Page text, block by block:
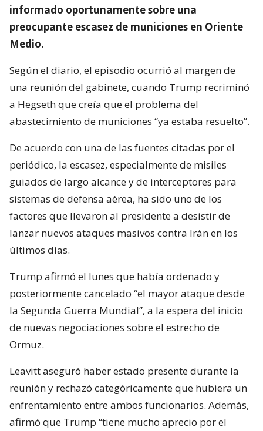
informado oportunamente sobre una
preocupante escasez de municiones en Oriente
Medio.
Según el diario, el episodio ocurrió al margen de
una reunión del gabinete, cuando Trump recriminó
a Hegseth que creía que el problema del
abastecimiento de municiones “ya estaba resuelto”.
De acuerdo con una de las fuentes citadas por el
periódico, la escasez, especialmente de misiles
guiados de largo alcance y de interceptores para
sistemas de defensa aérea, ha sido uno de los
factores que llevaron al presidente a desistir de
lanzar nuevos ataques masivos contra Irán en los
últimos días.
Trump afirmó el lunes que había ordenado y
posteriormente cancelado “el mayor ataque desde
la Segunda Guerra Mundial”, a la espera del inicio
de nuevas negociaciones sobre el estrecho de
Ormuz.
Leavitt aseguró haber estado presente durante la
reunión y rechazó categóricamente que hubiera un
enfrentamiento entre ambos funcionarios. Además,
afirmó que Trump “tiene mucho aprecio por el